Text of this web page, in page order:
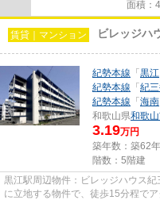
面積：
賃貸｜マンション ビレッジハ
紀勢本線 「 黒江
紀勢本線 「 紀
紀勢本線 「 海南
和歌山県和歌
3.19万円
築年数：築62
階数：5階建
黒江駅周辺物件：ビレッジハウス
に立地する物件で、徒歩15分程で